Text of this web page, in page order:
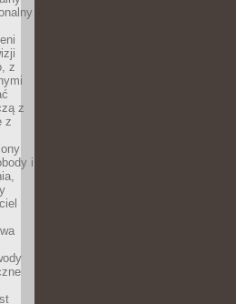
z
z
z
i